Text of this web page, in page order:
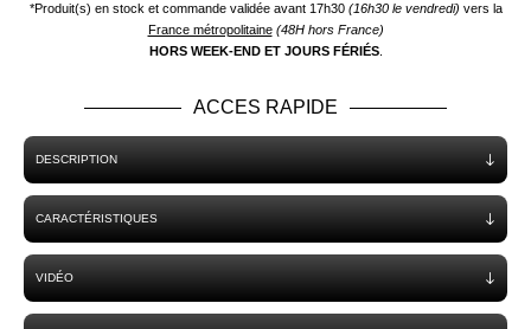
*Produit(s) en stock et commande validée avant 17h30 (16h30 le vendredi) vers la
France métropolitaine (48H hors France)
HORS WEEK-END ET JOURS FÉRIÉS.
ACCES RAPIDE
DESCRIPTION
CARACTÉRISTIQUES
VIDÉO